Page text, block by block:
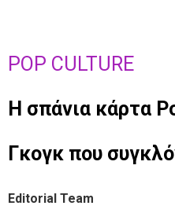
POP CULTURE
Η σπάνια κάρτα
Γκογκ που
Editorial Team